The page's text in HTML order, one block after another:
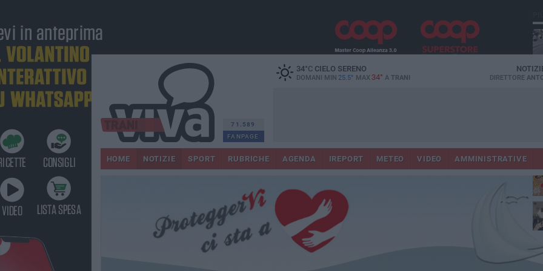
71.589
FANPAGE
34°CCIELO SERENO
DOMANI MIN 25.5° MAX 34° A TRANI DIRETTORE
HOME NOTIZIE SPORT RUBRICHE AGENDA IREPORT METEO VIDEO AMMINISTRATIVE